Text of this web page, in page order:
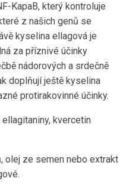
KapaB, který kontroluje
z našich genů se
kyselina ellagová je
za příznivé účinky
nádorových a srdečně
doplňují ještě kyselina
protirakovinné účinky.
kvercetin
olej ze semen nebo extrakt